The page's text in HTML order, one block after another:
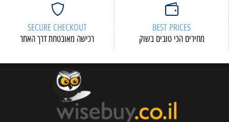
BEST PRICES
מחירים הכי טובים בשוק
SECURE CHECKOUT
רכישה מאובטחת דרך האתר